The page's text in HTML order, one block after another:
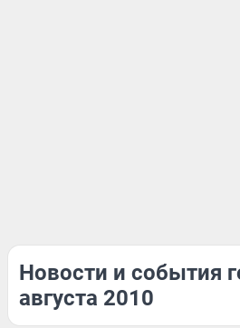
Новости и события
августа 2010